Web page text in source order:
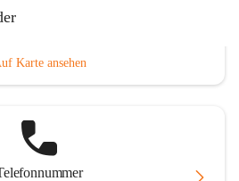
Hauptadresse
Karte ansehen